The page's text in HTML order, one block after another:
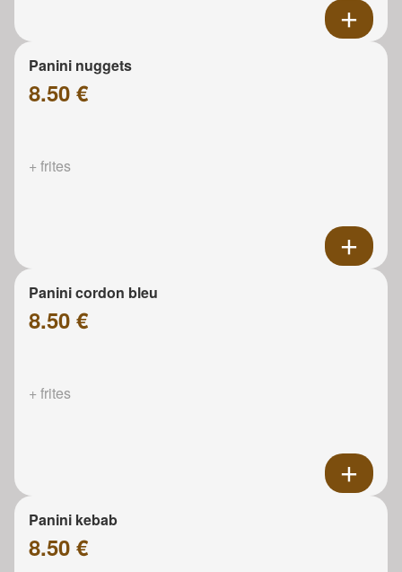
Panini nuggets
8.50 €
+ frites
Panini cordon bleu
8.50 €
+ frites
Panini kebab
8.50 €